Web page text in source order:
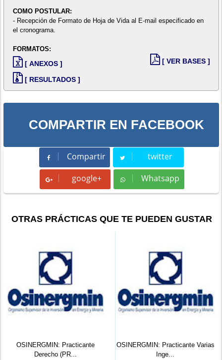
COMO POSTULAR:
- Recepción de Formato de Hoja de Vida al E-mail especificado en
el cronograma.
FORMATOS:
[ ANEXOS ]
[ RESULTADOS ]
[ VER BASES ]
COMPARTIR EN FACEBOOK
Compartir
Compartir twitter
Tweet
google+ Whatsapp
Whatsapp
OTRAS PRÁCTICAS QUE TE PUEDEN GUSTAR
OSINERGMIN: Practicante
Derecho (PR...
OSINERGMIN: Practicante Varias
Inge...